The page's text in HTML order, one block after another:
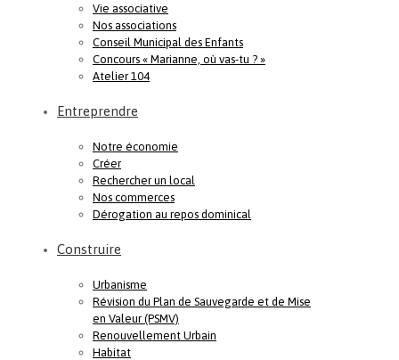
Vie associative
Nos associations
Conseil Municipal des Enfants
Concours « Marianne, où vas-tu ? »
Atelier 104
Entreprendre
Notre économie
Créer
Rechercher un local
Nos commerces
Dérogation au repos dominical
Construire
Urbanisme
Révision du Plan de Sauvegarde et de Mise
en Valeur (PSMV)
Renouvellement Urbain
Habitat